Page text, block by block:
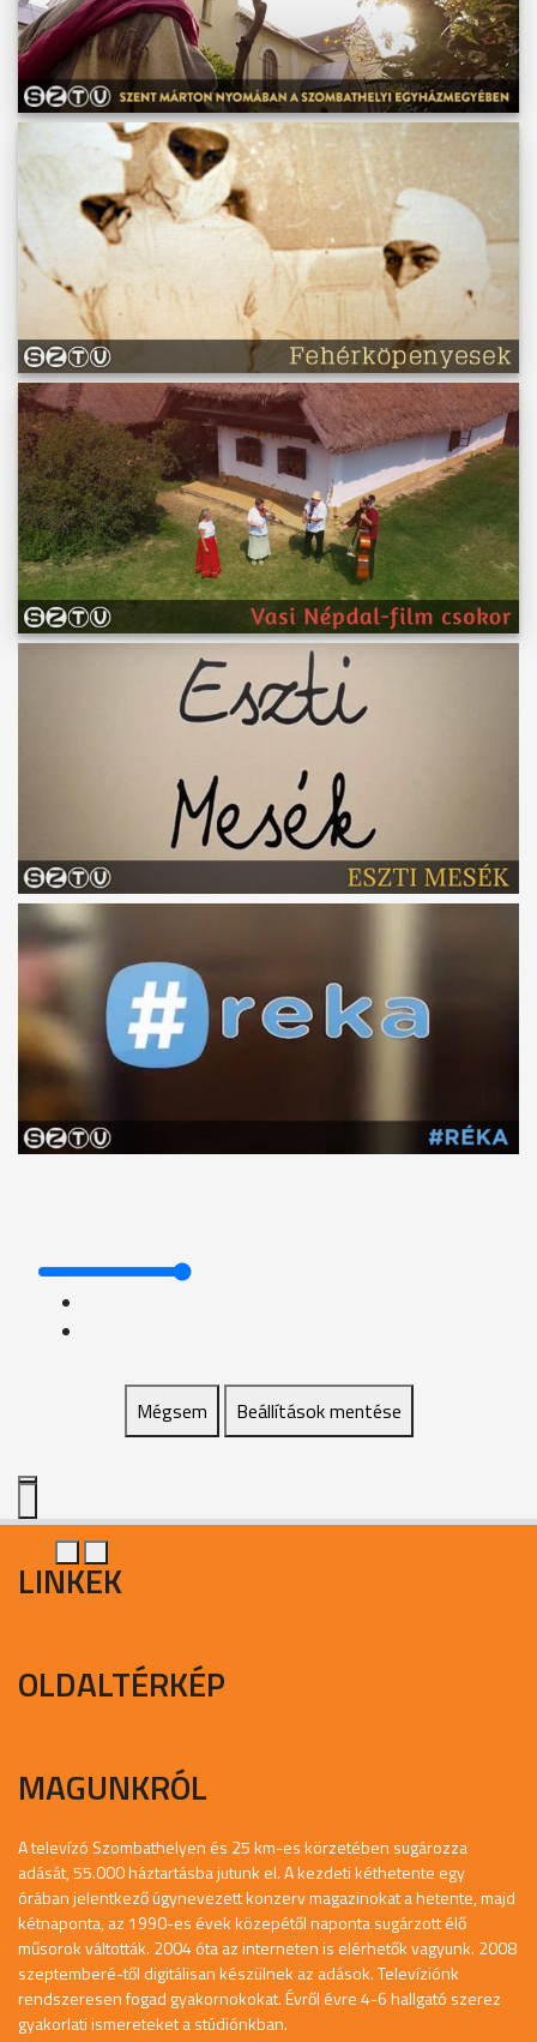
Mégsem Beállítások mentése
LINKEK
OLDALTÉRKÉP
MAGUNKRÓL
A televízó Szombathelyen és 25 km-es körzetében sugározza
adását, 55.000 háztartásba jutunk el. A kezdeti kéthetente egy
órában jelentkező úgynevezett konzerv magazinokat a hetente, majd
kétnaponta, az 1990-es évek közepétől naponta sugárzott élő
műsorok váltották. 2004 óta az interneten is elérhetők vagyunk. 2008
szeptemberé-től digitálisan készülnek az adások. Televíziónk
rendszeresen fogad gyakornokokat. Évről évre 4-6 hallgató szerez
gyakorlati ismereteket a stúdiónkban.